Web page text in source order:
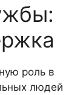
роль в
людей